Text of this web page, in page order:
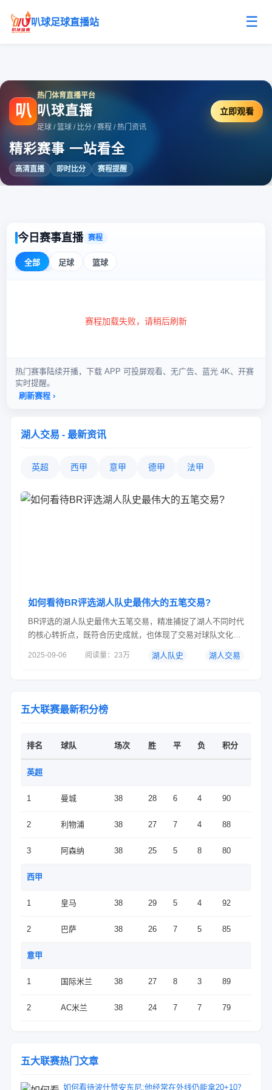
叭球足球直播站 ☰
叭
热门体育直播平台
叭球直播
足球 / 篮球 / 比分 / 赛程 / 热门资讯
精彩赛事 一站看全
高清直播 即时比分 赛程提醒
立即观看
湖人交易 - 最新资讯
英超 西甲 意甲 德甲 法甲
如何看待BR评选湖人队史最伟大的五笔交易?
BR评选的湖人队史最伟大五笔交易，精准捕捉了湖人不同时代
的核心转折点，既符合历史成就，也体现了交易对球队文化的
现代篮球的“双核驱动”实验交易背景：湖人用安东尼&middot;
斯...
2025-09-06 阅读量：23万 湖人队史 湖人交易
五大联赛最新积分榜
排名 球队 场次 胜 平 负 积分
英超
1 曼城 38 28 6 4 90
2 利物浦 38 27 7 4 88
3 阿森纳 38 25 5 8 80
西甲
1 皇马 38 29 5 4 92
2 巴萨 38 26 7 5 85
意甲
1 国际米兰 38 27 8 3 89
2 AC米兰 38 24 7 7 79
五大联赛热门文章
如何看待波什赞安东尼:他经常在外线仍能拿20+10？